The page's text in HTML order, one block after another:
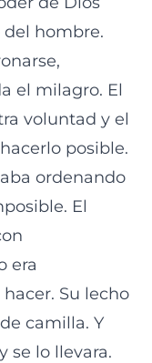
del hombre.
el milagro. El
voluntad y el
posible.
ordenando
El
era
Su lecho
camilla. Y
se lo llevara.